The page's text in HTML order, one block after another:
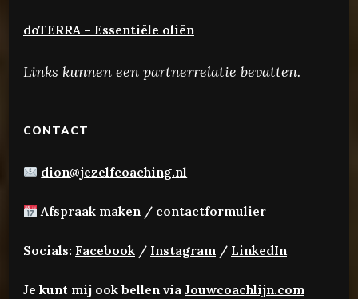
doTERRA – Essentiële oliën
Links kunnen een partnerrelatie bevatten.
CONTACT
dion@jezelfcoaching.nl
Afspraak maken / contactformulier
Socials: Facebook / Instagram / LinkedIn
Je kunt mij ook bellen via Jouwcoachlijn.com